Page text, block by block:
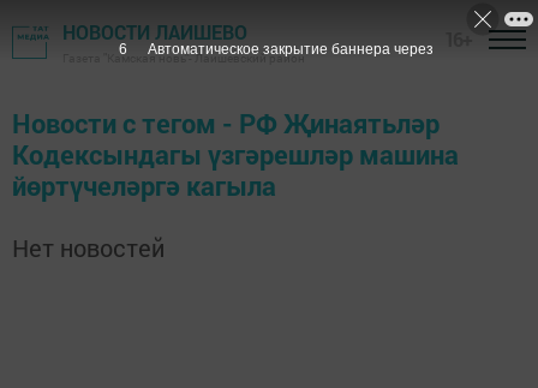
НОВОСТИ ЛАИШЕВО
Газета "Камская новь"- Лаишевский район
Новости с тегом - РФ Җинаятьләр
Кодексындагы үзгәрешләр машина
йөртүчеләргә кагыла
Нет новостей
6 Автоматическое закрытие баннера через